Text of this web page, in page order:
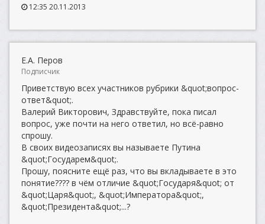
12:35 20.11.2013
Е.А. Перов
Подписчик
Приветствую всех участников рубрики &quot;вопрос-
ответ&quot;.
Валерий Викторович, Здравствуйте, пока писал
вопрос, уже почти на него ответил, но всё-равно
спрошу.
В своих видеозаписях вы называете Путина
&quot;Государем&quot;.
Прошу, поясните ещё раз, что вы вкладываете в это
понятие???? в чём отличие &quot;Государя&quot; от
&quot;Царя&quot;, &quot;Императора&quot;,
&quot;Президента&quot;...?